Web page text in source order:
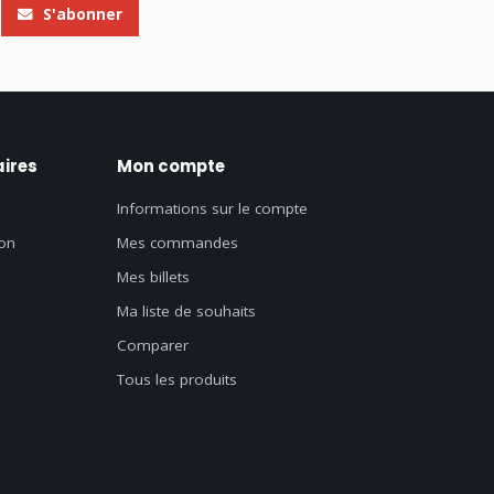
S'abonner
Mon compte
Informations sur le compte
Mes commandes
Mes billets
Ma liste de souhaits
Comparer
Tous les produits